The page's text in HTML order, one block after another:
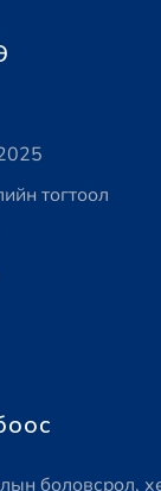
тогтоол
боловсрол,